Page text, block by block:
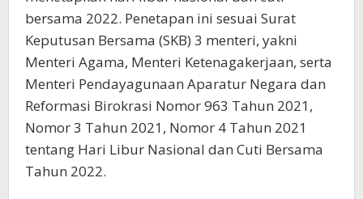
bersama 2022. Penetapan ini sesuai Surat
Keputusan Bersama (SKB) 3 menteri, yakni
Menteri Agama, Menteri Ketenagakerjaan, serta
Menteri Pendayagunaan Aparatur Negara dan
Reformasi Birokrasi Nomor 963 Tahun 2021,
Nomor 3 Tahun 2021, Nomor 4 Tahun 2021
tentang Hari Libur Nasional dan Cuti Bersama
Tahun 2022.